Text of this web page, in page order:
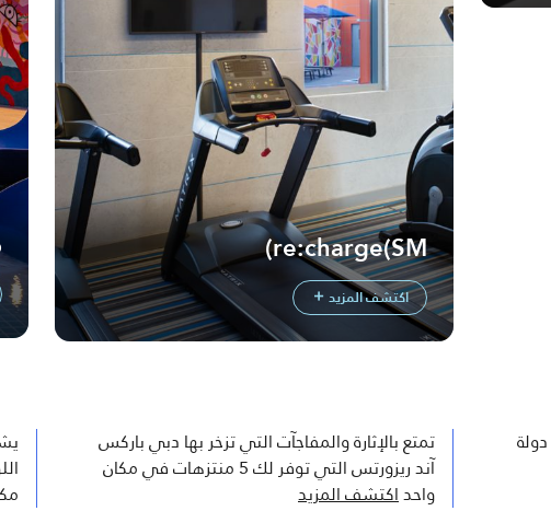
re:charge(SM)
اكتشف المزيد
استمتع بعروض وحفلات موسيقية من 180 دولة
تمتع بالإثارة والمفاجآت التي تزخر بها دبي باركس
آند ريزورتس التي توفر لك 5 منتزهات في مكان
واحداكتشف المزيد